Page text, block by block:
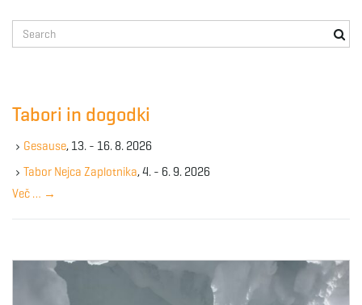
e
e
y
w
r
Tabori in dogodki
Gesause, 13. - 16. 8. 2026
Tabor Nejca Zaplotnika, 4. - 6. 9. 2026
Več … →